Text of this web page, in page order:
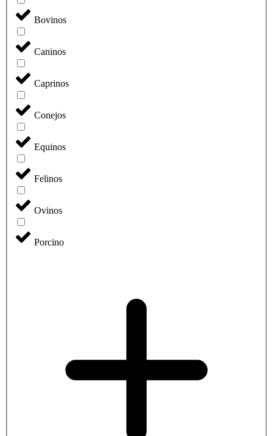
Bovinos
Caninos
Caprinos
Conejos
Equinos
Felinos
Ovinos
Porcino